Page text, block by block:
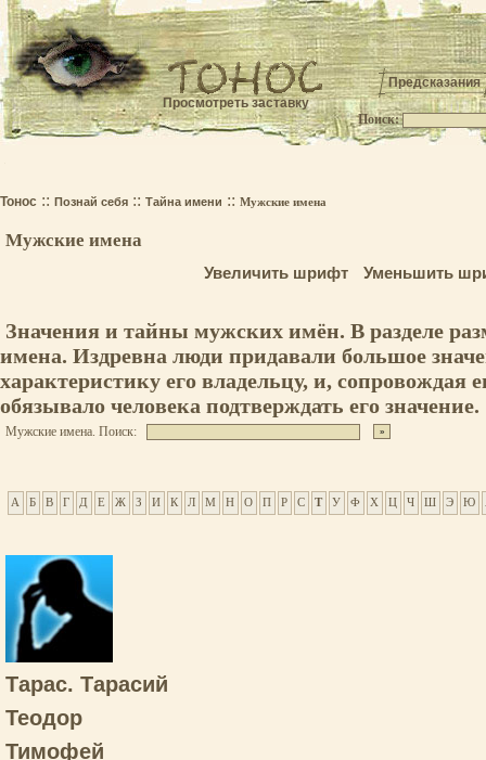
Предсказания
Поиск:
Тонос :: Познай себя :: Тайна имени :: Мужские имена
Мужские имена
Увеличить шрифт Уменьшить
Значения и тайны мужских имён. В разделе
имена. Издревна люди придавали большое
характеристику его владельцу, и, сопровождая
обязывало человека подтверждать его значение.
Мужские имена. Поиск:
А Б В Г Д Е Ж З И К Л М Н О П Р С Т У Ф Х Ц Ч Ш Э Ю
Тарас. Тарасий
Теодор
Тимофей
Просмотреть заставку